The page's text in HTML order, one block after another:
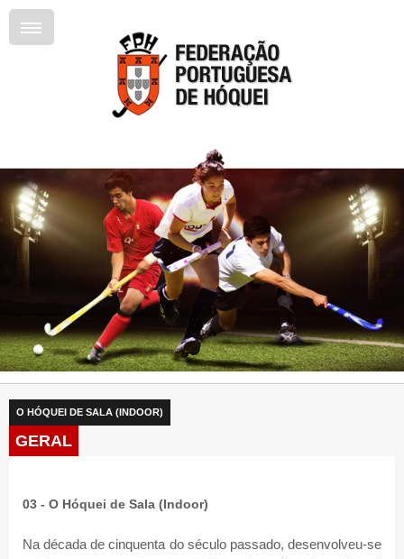
O HÓQUEI DE SALA (INDOOR)
GERAL
03 - O Hóquei de Sala (Indoor)
Na década de cinquenta do século passado, desenvolveu-se